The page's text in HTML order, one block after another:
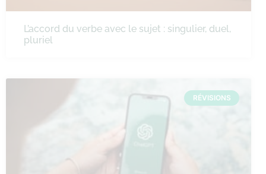
L’accord du verbe avec le sujet : singulier, duel,
pluriel
RÉVISIONS